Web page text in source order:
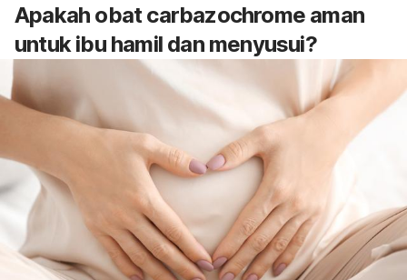
Apakah obat carbazochrome aman
untuk ibu hamil dan menyusui?